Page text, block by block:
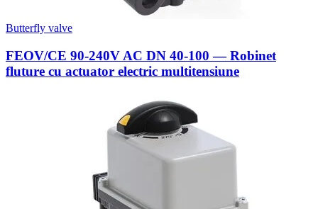
Butterfly valve
FEOV/CE 90-240V AC DN 40-100 — Robinet
fluture cu actuator electric multitensiune